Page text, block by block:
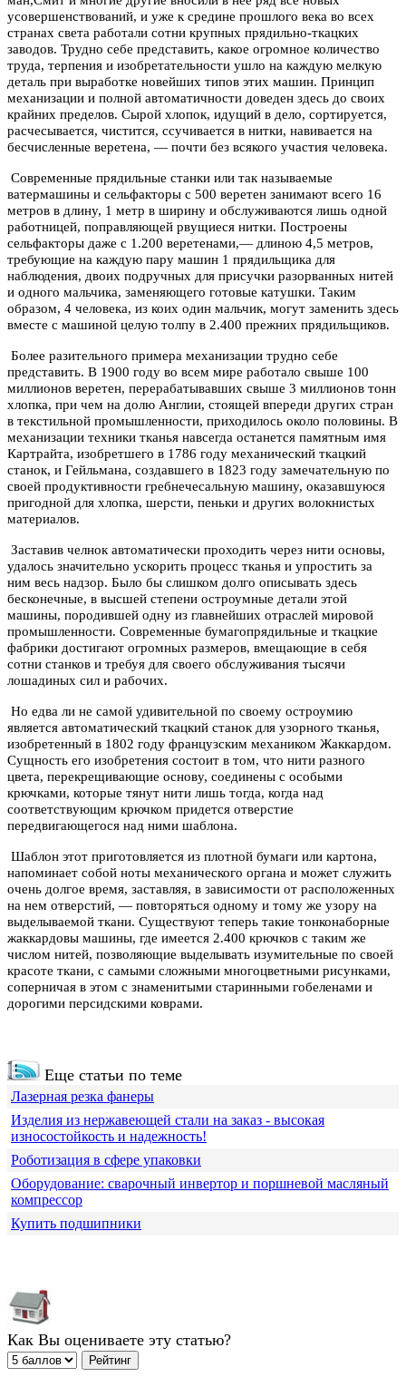
усовершенствований, и уже к средине прошлого века во всех
странах света работали сотни крупных прядильно-ткацких
заводов. Трудно себе представить, какое огромное количество
труда, терпения и изобретательности ушло на каждую мелкую
деталь при выработке новейших типов этих машин. Принцип
механизации и полной автоматичности доведен здесь до своих
крайних пределов. Сырой хлопок, идущий в дело, сортируется,
расчесывается, чистится, ссучивается в нитки, навивается на
бесчисленные веретена, — почти без всякого участия человека.
Современные прядильные станки или так называемые
ватермашины и сельфакторы с 500 веретен занимают всего 16
метров в длину, 1 метр в ширину и обслуживаются лишь одной
работницей, поправляющей рвущиеся нитки. Построены
сельфакторы даже с 1.200 веретенами,— длиною 4,5 метров,
требующие на каждую пару машин 1 прядильщика для
наблюдения, двоих подручных для присучки разорванных нитей
и одного мальчика, заменяющего готовые катушки. Таким
образом, 4 человека, из коих один мальчик, могут заменить здесь
вместе с машиной целую толпу в 2.400 прежних прядильщиков.
Более разительного примера механизации трудно себе
представить. В 1900 году во всем мире работало свыше 100
миллионов веретен, перерабатывавших свыше 3 миллионов тонн
хлопка, при чем на долю Англии, стоящей впереди других стран
в текстильной промышленности, приходилось около половины. В
механизации техники тканья навсегда останется памятным имя
Картрайта, изобретшего в 1786 году механический ткацкий
станок, и Гейльмана, создавшего в 1823 году замечательную по
своей продуктивности гребнечесальную машину, оказавшуюся
пригодной для хлопка, шерсти, пеньки и других волокнистых
материалов.
Заставив челнок автоматически проходить через нити основы,
удалось значительно ускорить процесс тканья и упростить за
ним весь надзор. Было бы слишком долго описывать здесь
бесконечные, в высшей степени остроумные детали этой
машины, породившей одну из главнейших отраслей мировой
промышленности. Современные бумагопрядильные и ткацкие
фабрики достигают огромных размеров, вмещающие в себя
сотни станков и требуя для своего обслуживания тысячи
лошадиных сил и рабочих.
Но едва ли не самой удивительной по своему остроумию
является автоматический ткацкий станок для узорного тканья,
изобретенный в 1802 году французским механиком Жаккардом.
Сущность его изобретения состоит в том, что нити разного
цвета, перекрещивающие основу, соединены с особыми
крючками, которые тянут нити лишь тогда, когда над
соответствующим крючком придется отверстие
передвигающегося над ними шаблона.
Шаблон этот приготовляется из плотной бумаги или картона,
напоминает собой ноты механического органа и может служить
очень долгое время, заставляя, в зависимости от расположенных
на нем отверстий, — повторяться одному и тому же узору на
выделываемой ткани. Существуют теперь такие тонконаборные
жаккардовы машины, где имеется 2.400 крючков с таким же
числом нитей, позволяющие выделывать изумительные по своей
красоте ткани, с самыми сложными многоцветными рисунками,
соперничая в этом с знаменитыми старинными гобеленами и
дорогими персидскими коврами.
Еще статьи по теме
Лазерная резка фанеры
Изделия из нержавеющей стали на заказ - высокая
износостойкость и надежность!
Роботизация в сфере упаковки
Оборудование: сварочный инвертор и поршневой масляный
компрессор
Купить подшипники
Как Вы оцениваете эту статью?